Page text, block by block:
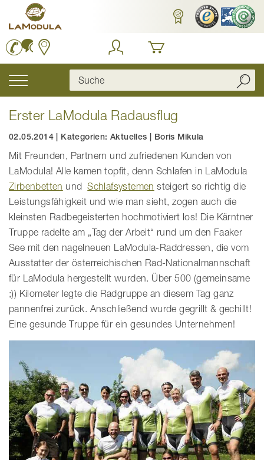
Inhalt
springen
Navigation
Erster LaModula Radausflug
02.05.2014 Kategorien: Aktuelles Boris Mikula
Mit Freunden, Partnern und zufriedenen Kunden von
LaModula! Alle kamen topfit, denn Schlafen in LaModula
Zirbenbetten und Schlafsystemen steigert so richtig die
Leistungsfähigkeit und wie man sieht, zogen auch die
kleinsten Radbegeisterten hochmotiviert los! Die Kärntner
Truppe radelte am „Tag der Arbeit“ rund um den Faaker
See mit den nagelneuen LaModula-Raddressen, die vom
Ausstatter der österreichischen Rad-Nationalmannschaft
für LaModula hergestellt wurden. Über 500 (gemeinsame
;)) Kilometer legte die Radgruppe an diesem Tag ganz
pannenfrei zurück. Anschließend wurde gegrillt & gechillt!
Eine gesunde Truppe für ein gesundes Unternehmen!